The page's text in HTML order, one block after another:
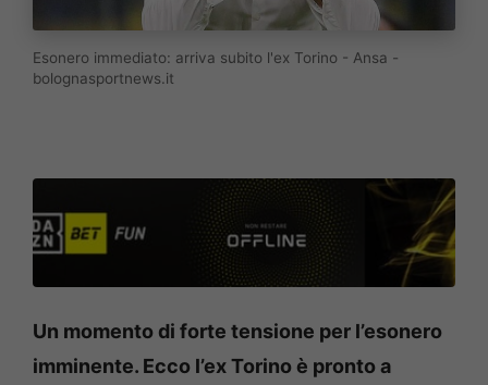
Esonero immediato: arriva subito l'ex Torino - Ansa -
bolognasportnews.it
Un momento di forte tensione per l’esonero
imminente. Ecco l’ex Torino è pronto a